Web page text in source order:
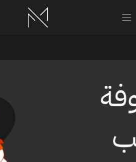
إلى
المحتوى